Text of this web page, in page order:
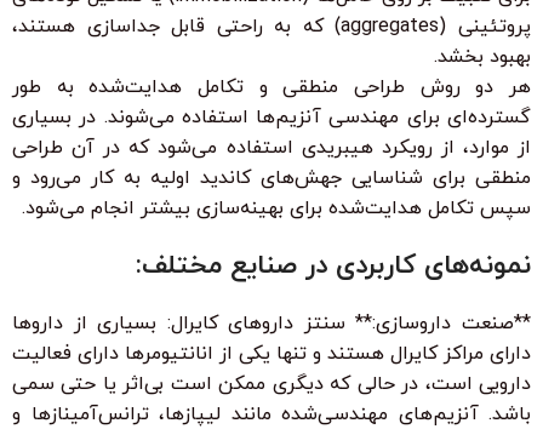
پروتئینی (aggregates) که به راحتی قابل جداسازی هستند،
بهبود بخشد.
هر دو روش طراحی منطقی و تکامل هدایت‌شده به طور
گسترده‌ای برای مهندسی آنزیم‌ها استفاده می‌شوند. در بسیاری
از موارد، از رویکرد هیبریدی استفاده می‌شود که در آن طراحی
منطقی برای شناسایی جهش‌های کاندید اولیه به کار می‌رود و
سپس تکامل هدایت‌شده برای بهینه‌سازی بیشتر انجام می‌شود.
نمونه‌های کاربردی در صنایع مختلف:
**صنعت داروسازی:** سنتز داروهای کایرال: بسیاری از داروها
دارای مراکز کایرال هستند و تنها یکی از انانتیومرها دارای فعالیت
دارویی است، در حالی که دیگری ممکن است بی‌اثر یا حتی سمی
باشد. آنزیم‌های مهندسی‌شده مانند لیپازها، ترانس‌آمینازها و